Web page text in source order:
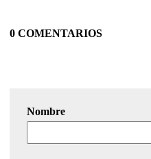
0 COMENTARIOS
Nombre